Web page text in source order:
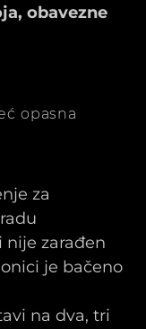
obavezne
opasna
za
nije zarađen
je bačeno
na dva, tri